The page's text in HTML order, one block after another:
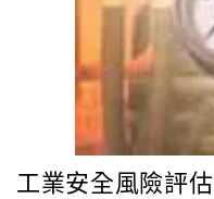
工業安全風險評估